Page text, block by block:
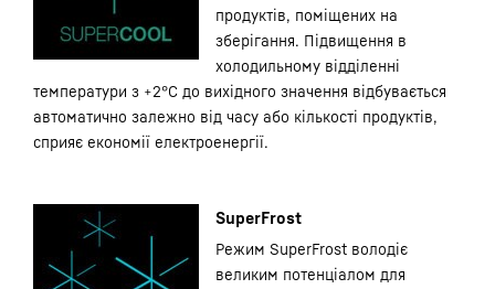
продуктів, поміщених на
зберігання. Підвищення в
холодильному відділенні
температури з +2°С до вихідного значення відбувається
автоматично залежно від часу або кількості продуктів,
сприяє економії електроенергії.
SuperFrost
Режим SuperFrost володіє
великим потенціалом для